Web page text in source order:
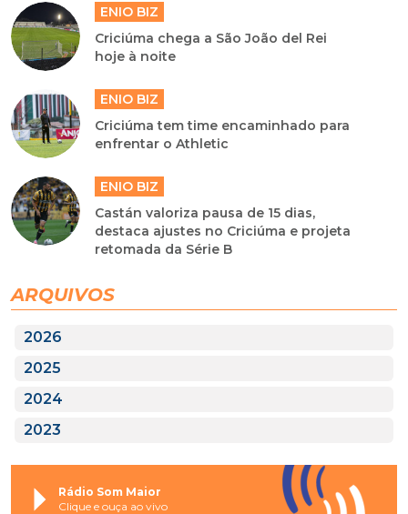
ENIO BIZ
Criciúma chega a São João del Rei
hoje à noite
ENIO BIZ
Criciúma tem time encaminhado para
enfrentar o Athletic
ENIO BIZ
Castán valoriza pausa de 15 dias,
destaca ajustes no Criciúma e projeta
retomada da Série B
ARQUIVOS
2026
2025
2024
2023
Rádio Som Maior
Clique e ouça ao vivo